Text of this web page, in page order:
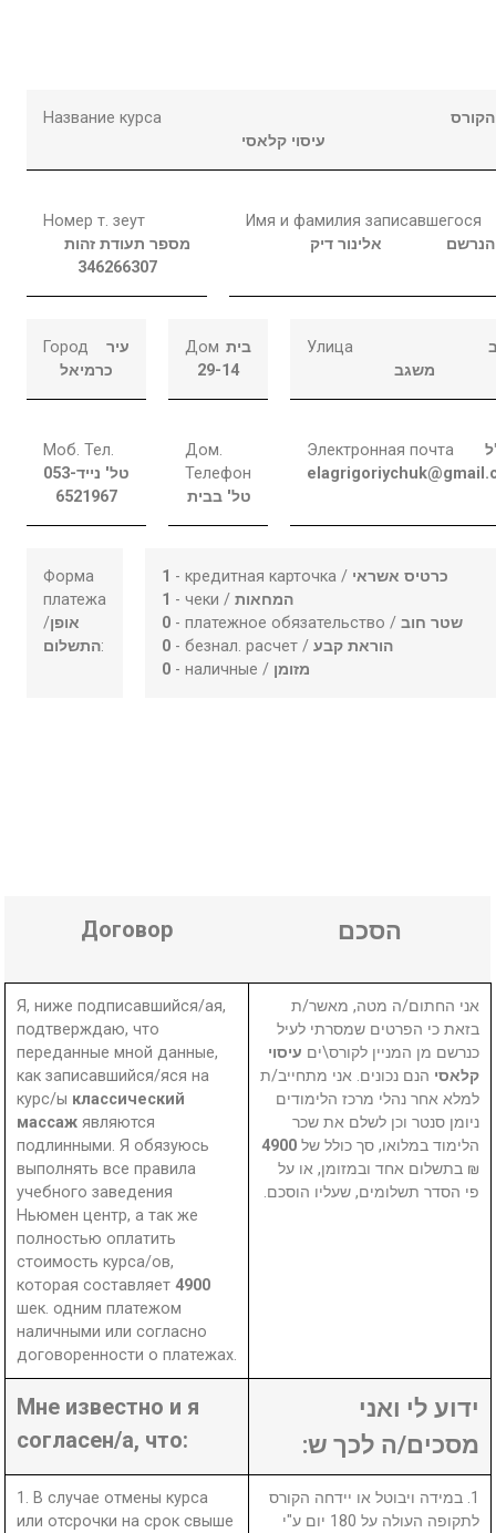
Название курса
עיסוי קלאסי
Номер т. зеут
מספר תעודת זהות
346266307
Имя и фамилия записавшегося
אלינור דיק
Город
עיר
כרמיאל
Дом בית
29-14
Улица
משגב
Моб. Тел.
טל' נייד053-
6521967
Дом.
Телефон
טל' בבית
Электронная почта
Форма
платежа
/אופן
התשלום:
1 - кредитная карточка / כרטיס אשראי
1 - чеки /המחאות
0 - платежное обязательство /שטר חוב
0 - безнал. расчет /הוראת קבע
0 - наличные / מזומן
Договор הסכם
Я, ниже подписавшийся/ая,
подтверждаю, что
переданные мной данные,
как записавшийся/яся на
курс/ы классический
массажявляются
подлинными. Я обязуюсь
выполнять все правила
учебного заведения
Ньюмен центр, а так же
полностью оплатить
стоимость курса/ов,
которая составляет4900
шек. одним платежом
наличными или согласно
договоренности о платежах.
אני החתום/ה מטה, מאשר/ת
בזאת כי הפרטים שמסרתי לעיל
כנרשם מן המניין לקורס\ים עיסוי
קלאסי הנם נכונים. אני מתחייב/ת
למלא אחר נהלי מרכז הלימודים
ניומן סנטר וכן לשלם את שכר
הלימוד במלואו, סך כולל של 4900
₪ בתשלום אחד ובמזומן, או על
פי הסדר תשלומים, שעליו הוסכם.
Мне известно и я
согласен/а, что:
ידוע לי ואני
מסכים/ה לכך ש:
1. В случае отмены курса
или отсрочки на срок свыше
1. במידה ויבוטל או יידחה הקורס
לתקופה העולה על 180 יום ע"י